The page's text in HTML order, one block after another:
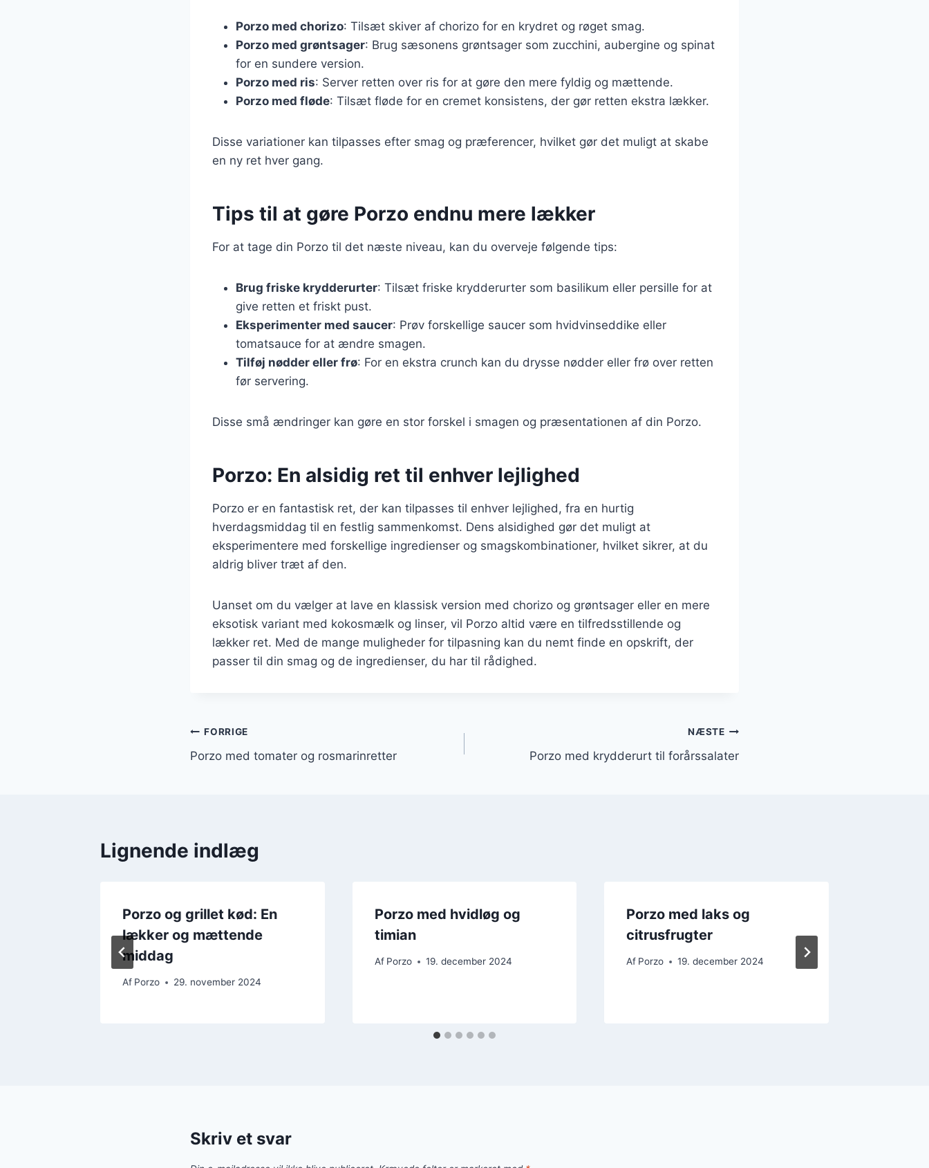
Porzo med chorizo: Tilsæt skiver af chorizo for en krydret og røget smag.
Porzo med grøntsager: Brug sæsonens grøntsager som zucchini, aubergine og spinat
for en sundere version.
Porzo med ris: Server retten over ris for at gøre den mere fyldig og mættende.
Porzo med fløde: Tilsæt fløde for en cremet konsistens, der gør retten ekstra lækker.
Disse variationer kan tilpasses efter smag og præferencer, hvilket gør det muligt at skabe
en ny ret hver gang.
Tips til at gøre Porzo endnu mere lækker
For at tage din Porzo til det næste niveau, kan du overveje følgende tips:
Brug friske krydderurter: Tilsæt friske krydderurter som basilikum eller persille for at
give retten et friskt pust.
Eksperimenter med saucer: Prøv forskellige saucer som hvidvinseddike eller
tomatsauce for at ændre smagen.
Tilføj nødder eller frø: For en ekstra crunch kan du drysse nødder eller frø over retten
før servering.
Disse små ændringer kan gøre en stor forskel i smagen og præsentationen af din Porzo.
Porzo: En alsidig ret til enhver lejlighed
Porzo er en fantastisk ret, der kan tilpasses til enhver lejlighed, fra en hurtig
hverdagsmiddag til en festlig sammenkomst. Dens alsidighed gør det muligt at
eksperimentere med forskellige ingredienser og smagskombinationer, hvilket sikrer, at du
aldrig bliver træt af den.
Uanset om du vælger at lave en klassisk version med chorizo og grøntsager eller en mere
eksotisk variant med kokosmælk og linser, vil Porzo altid være en tilfredsstillende og
lækker ret. Med de mange muligheder for tilpasning kan du nemt finde en opskrift, der
passer til din smag og de ingredienser, du har til rådighed.
Indlægsnavigation
FORRIGE
Porzo med tomater og rosmarinretter
NÆSTE
Porzo med krydderurt til forårssalater
Lignende indlæg
Porzo og grillet kød: En
lækker og mættende
middag
Af Porzo 29. november 2024
Porzo med hvidløg og
timian
Af Porzo 19. december 2024
Porzo med laks og
citrusfrugter
Af Porzo 19. december 2024
Skriv et svar